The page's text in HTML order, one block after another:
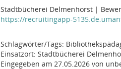
Stadtbücherei Delmenhorst |
https://recruitingapp-
Schlagwörter/Tags:
Einsatzort: Stadtbücherei
Eingegeben am 27.05.2026 von